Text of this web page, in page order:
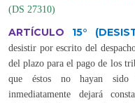
(DS 27310)
ARTÍCULO 15°
desistir por escrito del
del plazo para el pago de los
que éstos no hayan sido
inmediatamente dejará